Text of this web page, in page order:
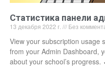
Статистика панели
13 декабря 2022 г. Без
View your subscription usage
from your Admin Dashboard,
about your school’s progress.